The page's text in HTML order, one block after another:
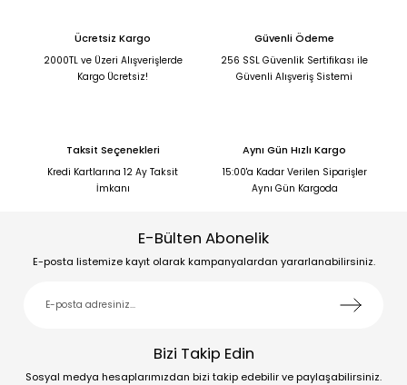
Ücretsiz Kargo
2000TL ve Üzeri Alışverişlerde
Kargo Ücretsiz!
Güvenli Ödeme
256 SSL Güvenlik Sertifikası ile
Güvenli Alışveriş Sistemi
Taksit Seçenekleri
Kredi Kartlarına 12 Ay Taksit
İmkanı
Aynı Gün Hızlı Kargo
15:00'a Kadar Verilen Siparişler
Aynı Gün Kargoda
E-Bülten Abonelik
E-posta listemize kayıt olarak kampanyalardan yararlanabilirsiniz.
Bizi Takip Edin
Sosyal medya hesaplarımızdan bizi takip edebilir ve paylaşabilirsiniz.